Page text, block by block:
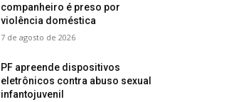
companheiro é preso por
violência doméstica
7 de agosto de 2026
PF apreende dispositivos
eletrônicos contra abuso sexual
infantojuvenil